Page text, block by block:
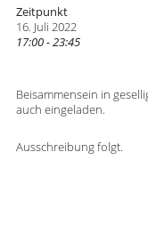
Zeitpunkt
16. Juli 2022
17:00 - 23:45
Beisammensein in
auch eingeladen.
Ausschreibung folgt.